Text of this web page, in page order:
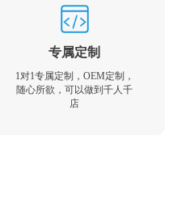
专属定制
1对1专属定制，OEM定制，
随心所欲，可以做到千人千
店